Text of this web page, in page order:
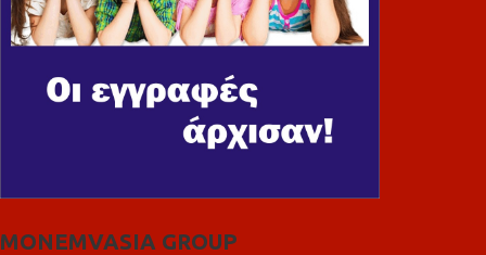
MONEMVASIA GROUP